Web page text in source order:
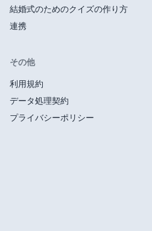
結婚式のためのクイズの作り方
連携
その他
利用規約
データ処理契約
プライバシーポリシー